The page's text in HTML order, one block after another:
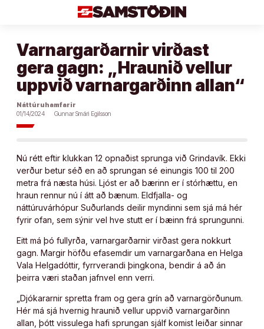
Varnargarðarnir virðast
gera gagn: „Hraunið vellur
uppvið varnargarðinn allan“
Náttúruhamfarir
01/14/2024
Gunnar Smári Egilsson
Nú rétt eftir klukkan 12 opnaðist sprunga við Grindavík. Ekki
verður betur séð en að sprungan sé einungis 100 til 200
metra frá næsta húsi. Ljóst er að bærinn er í stórhættu, en
hraun rennur nú í átt að bænum. Eldfjalla- og
náttúruvárhópur Suðurlands deilir myndinni sem sjá má hér
fyrir ofan, sem sýnir vel hve stutt er í bæinn frá sprungunni.
Eitt má þó fullyrða, varnargarðarnir virðast gera nokkurt
gagn. Margir höfðu efasemdir um varnargarðana en Helga
Vala Helgadóttir, fyrrverandi þingkona, bendir á að án
þeirra væri staðan jafnvel enn verri.
„Djókararnir spretta fram og gera grín að varnargörðunum.
Hér má sjá hvernig hraunið vellur uppvið varnargarðinn
allan, þótt vissulega hafi sprungan sjálf komist leiðar sinnar